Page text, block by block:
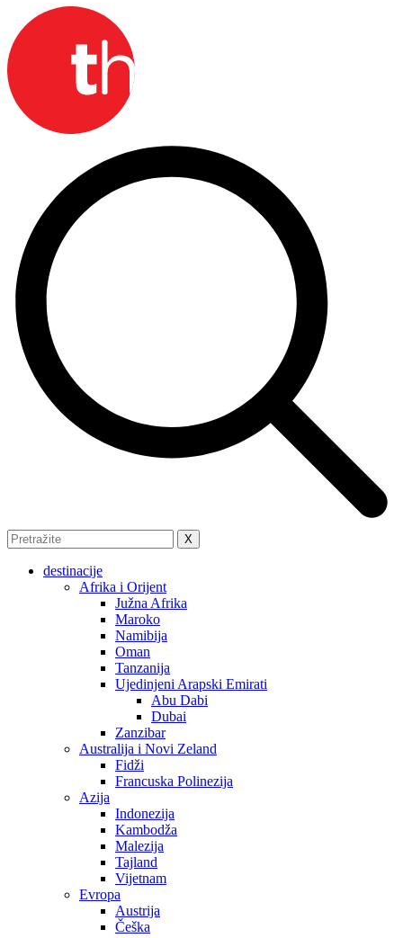
X
destinacije
Afrika i Orijent
Južna Afrika
Maroko
Namibija
Oman
Tanzanija
Ujedinjeni Arapski Emirati
Abu Dabi
Dubai
Zanzibar
Australija i Novi Zeland
Fidži
Francuska Polinezija
Azija
Indonezija
Kambodža
Malezija
Tajland
Vijetnam
Evropa
Austrija
Češka